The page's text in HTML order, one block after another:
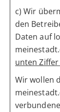
c) Wir
den
Daten auf
unten
Wir wollen